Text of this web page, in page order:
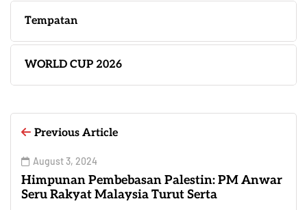
Tempatan
WORLD CUP 2026
Previous Article
August 3, 2024
Himpunan Pembebasan Palestin: PM Anwar
Seru Rakyat Malaysia Turut Serta